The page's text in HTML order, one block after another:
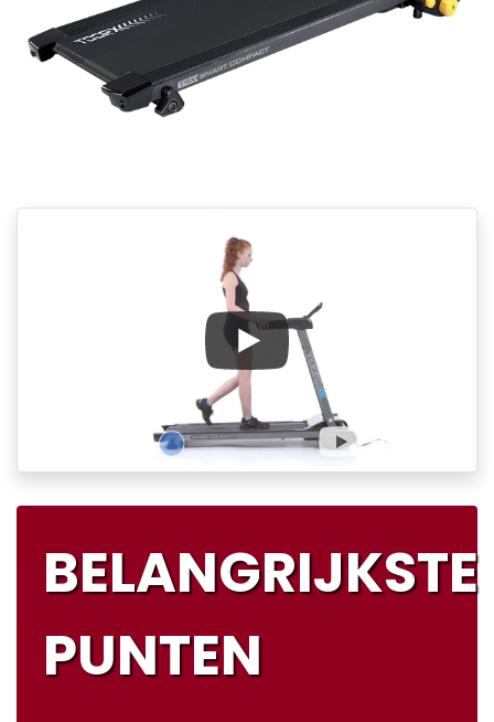
BELANGRIJKSTE
PUNTEN